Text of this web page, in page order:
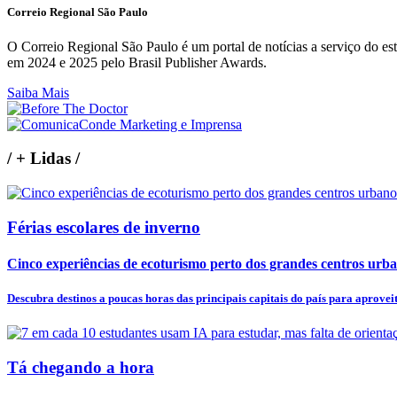
Correio Regional São Paulo
O Correio Regional São Paulo é um portal de notícias a serviço do
em 2024 e 2025 pelo Brasil Publisher Awards.
Saiba Mais
/+ Lidas /
Férias escolares de inverno
Cinco experiências de ecoturismo perto dos grandes centros
Descubra destinos a poucas horas das principais capitais do país para
Tá chegando a hora